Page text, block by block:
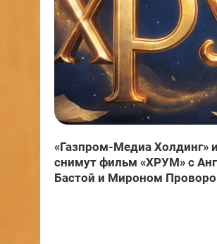
«Газпром-Медиа Холдинг»
снимут фильм «ХРУМ» с
Бастой и Мироном